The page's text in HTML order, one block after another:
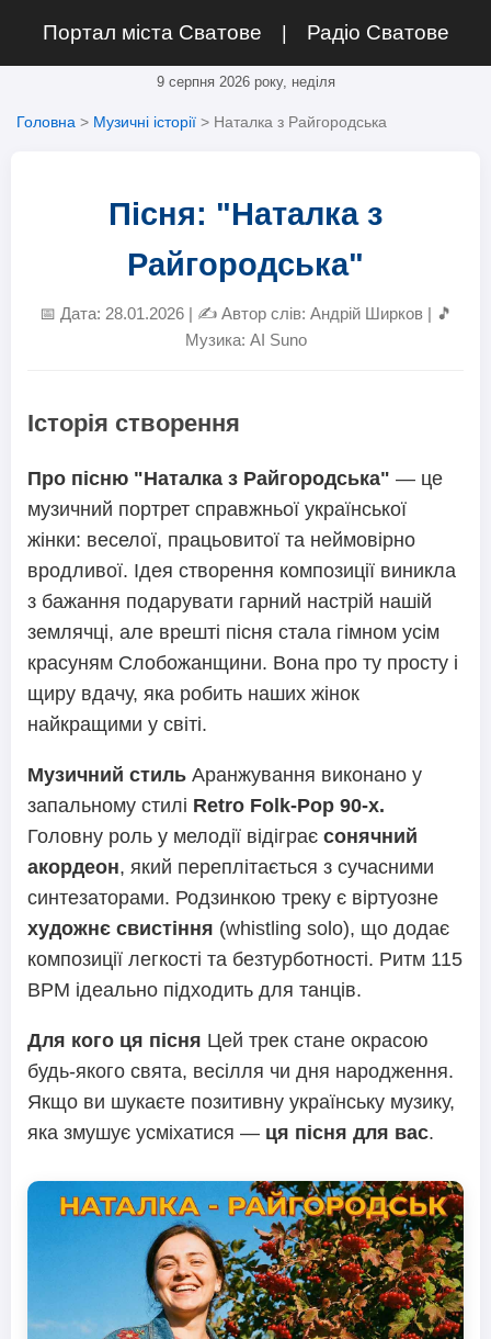
Портал міста Сватове Радіо Сватове
9 серпня 2026 року, неділя
Головна > Музичні історії > Наталка з Райгородська
Пісня: "Наталка з
Райгородська"
📅 Дата: 28.01.2026 | ✍️ Автор слів: Андрій Ширков | 🎵
Музика: AI Suno
Історія створення
Про пісню "Наталка з Райгородська" — це
музичний портрет справжньої української
жінки: веселої, працьовитої та неймовірно
вродливої. Ідея створення композиції виникла
з бажання подарувати гарний настрій нашій
землячці, але врешті пісня стала гімном усім
красуням Слобожанщини. Вона про ту просту і
щиру вдачу, яка робить наших жінок
найкращими у світі.
Музичний стиль Аранжування виконано у
запальному стилі Retro Folk-Pop 90-х.
Головну роль у мелодії відіграє сонячний
акордеон, який переплітається з сучасними
синтезаторами. Родзинкою треку є віртуозне
художнє свистіння (whistling solo), що додає
композиції легкості та безтурботності. Ритм 115
BPM ідеально підходить для танців.
Для кого ця пісня Цей трек стане окрасою
будь-якого свята, весілля чи дня народження.
Якщо ви шукаєте позитивну українську музику,
яка змушує усміхатися — ця пісня для вас.